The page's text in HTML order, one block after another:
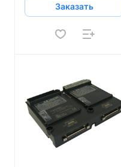
Заказать